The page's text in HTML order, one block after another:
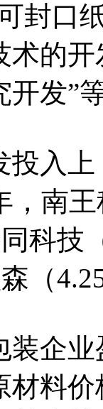
封口
的
开发”
入上
，南
科技
（
企业
材料